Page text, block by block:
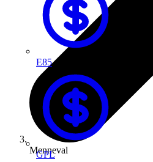
E85
GPL
Menneval